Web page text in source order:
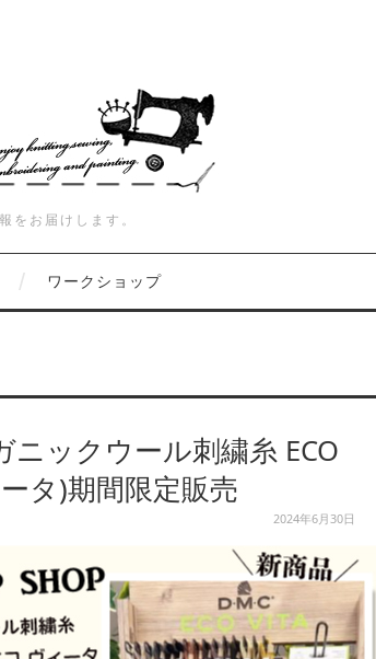
をお届けします。
ワークショップ
ニックウール刺繍糸 ECO
タ)期間限定販売
2024年6月30日